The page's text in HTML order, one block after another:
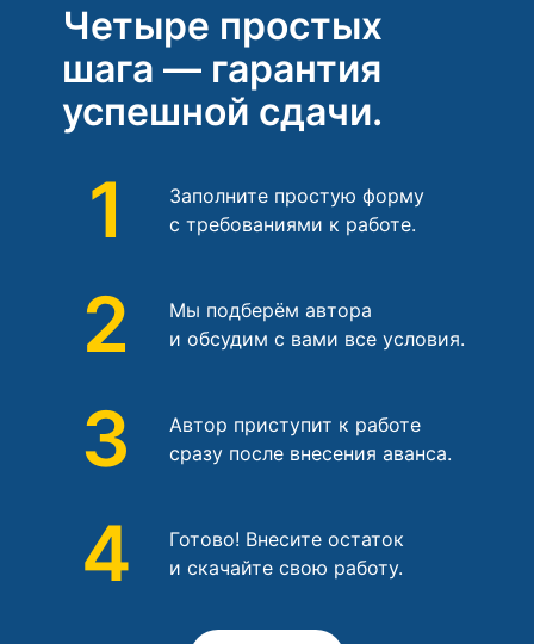
Четыре простых
шага — гарантия
успешной сдачи.
1
Заполните простую форму
с требованиями к работе.
2
Мы подберём автора
и обсудим с вами все условия.
3
Автор приступит к работе
сразу после внесения аванса.
4
Готово! Внесите остаток
и скачайте свою работу.